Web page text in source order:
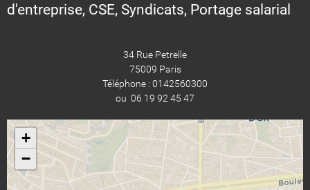
d'entreprise, CSE, Syndicats, Portage salarial
34 Rue Petrelle
75009 Paris
Téléphone : 0142560300
ou 06 19 92 45 47
+
−